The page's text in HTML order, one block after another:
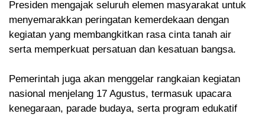
Presiden mengajak seluruh elemen masyarakat untuk
menyemarakkan peringatan kemerdekaan dengan
kegiatan yang membangkitkan rasa cinta tanah air
serta memperkuat persatuan dan kesatuan bangsa.
Pemerintah juga akan menggelar rangkaian kegiatan
nasional menjelang 17 Agustus, termasuk upacara
kenegaraan, parade budaya, serta program edukatif